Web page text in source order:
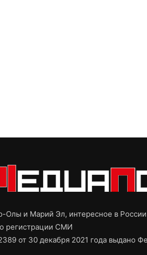
Олы и Марий Эл, интересное в
регистрации СМИ
от 30 декабря 2021 года выдано